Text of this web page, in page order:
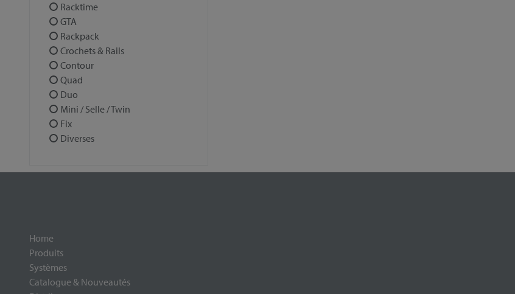
Racktime
GTA
Rackpack
Crochets & Rails
Contour
Quad
Duo
Mini / Selle / Twin
Fix
Diverses
Home
Produits
Systèmes
Catalogue & Nouveautés